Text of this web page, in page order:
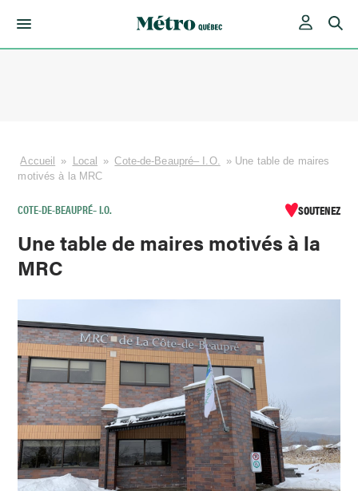
Accueil » Local » Cote-de-Beaupré– I.O. » Une table de maires
motivés à la MRC
COTE-DE-BEAUPRÉ– I.O. SOUTENEZ
Une table de maires motivés à la
MRC